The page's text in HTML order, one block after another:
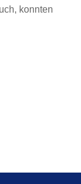
konnten